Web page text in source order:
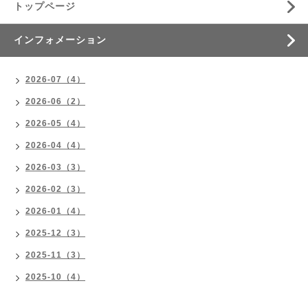
トップページ
インフォメーション
2026-07（4）
2026-06（2）
2026-05（4）
2026-04（4）
2026-03（3）
2026-02（3）
2026-01（4）
2025-12（3）
2025-11（3）
2025-10（4）